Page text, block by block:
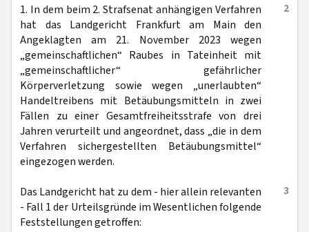
2
1. In dem beim 2. Strafsenat anhängigen Verfahren
hat das Landgericht Frankfurt am Main den
Angeklagten am 21. November 2023 wegen
„gemeinschaftlichen“ Raubes in Tateinheit mit
„gemeinschaftlicher“ gefährlicher
Körperverletzung sowie wegen „unerlaubten“
Handeltreibens mit Betäubungsmitteln in zwei
Fällen zu einer Gesamtfreiheitsstrafe von drei
Jahren verurteilt und angeordnet, dass „die in dem
Verfahren sichergestellten Betäubungsmittel“
eingezogen werden.
3
Das Landgericht hat zu dem - hier allein relevanten
- Fall 1 der Urteilsgründe im Wesentlichen folgende
Feststellungen getroffen: